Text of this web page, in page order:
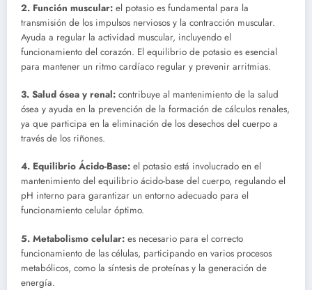
2. Función muscular: el potasio es fundamental para la
transmisión de los impulsos nerviosos y la contracción muscular.
Ayuda a regular la actividad muscular, incluyendo el
funcionamiento del corazón. El equilibrio de potasio es esencial
para mantener un ritmo cardíaco regular y prevenir arritmias.
3. Salud ósea y renal: contribuye al mantenimiento de la salud
ósea y ayuda en la prevención de la formación de cálculos renales,
ya que participa en la eliminación de los desechos del cuerpo a
través de los riñones.
4. Equilibrio Ácido-Base: el potasio está involucrado en el
mantenimiento del equilibrio ácido-base del cuerpo, regulando el
pH interno para garantizar un entorno adecuado para el
funcionamiento celular óptimo.
5. Metabolismo celular: es necesario para el correcto
funcionamiento de las células, participando en varios procesos
metabólicos, como la síntesis de proteínas y la generación de
energía.